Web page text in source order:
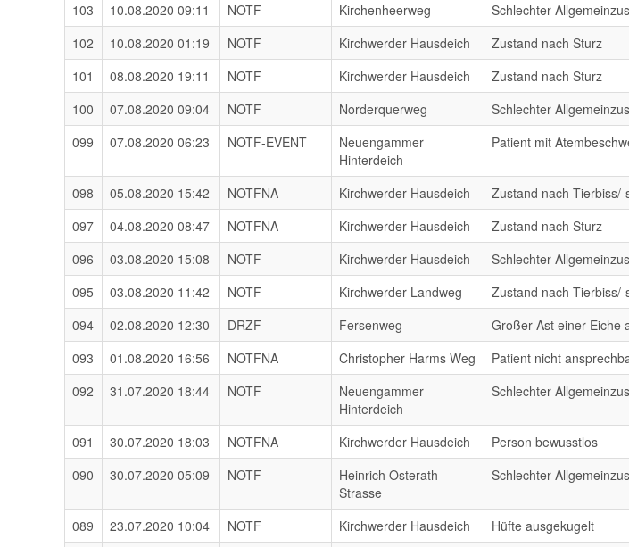
103
10.08.2020 09:11 NOTF Kirchenheerweg
Schlechter
102
10.08.2020 01:19 NOTF Kirchwerder Hausdeich
Zustand nach Sturz
101
08.08.2020 19:11 NOTF Kirchwerder Hausdeich
Zustand nach Sturz
100
07.08.2020 09:04 NOTF Norderquerweg
Schlechter
099
07.08.2020 06:23 NOTF-EVENT
Neuengammer
Hinterdeich
Patient mit
098 05.08.2020 15:42 NOTFNA Kirchwerder Hausdeich
Zustand nach Tierbiss/-
097
04.08.2020 08:47 NOTFNA Kirchwerder Hausdeich
Zustand nach Sturz
096
03.08.2020 15:08 NOTF Kirchwerder Hausdeich
Schlechter
095
03.08.2020 11:42 NOTF Kirchwerder Landweg
Zustand nach Tierbiss/-
094
02.08.2020 12:30 DRZF Fersenweg
Großer Ast einer Eiche
093
01.08.2020 16:56 NOTFNA Christopher Harms Weg
Patient nicht
092
31.07.2020 18:44 NOTF
Neuengammer
Hinterdeich
Schlechter
091 30.07.2020 18:03 NOTFNA Kirchwerder Hausdeich
Person bewusstlos
090
30.07.2020 05:09 NOTF
Heinrich Osterath
Strasse
Schlechter
089 23.07.2020 10:04 NOTF Kirchwerder Hausdeich Hüfte ausgekugelt